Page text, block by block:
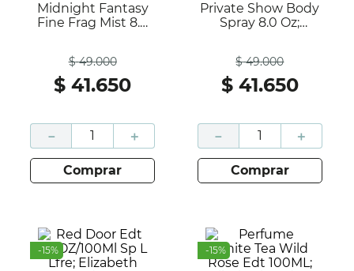
Midnight Fantasy
Fine Frag Mist 8.0
$ 49.000
$ 41.650
＋
－
comprar
Private Show Body
Spray 8.0 Oz;
$ 49.000
$ 41.650
＋
－
comprar
-15% -15%